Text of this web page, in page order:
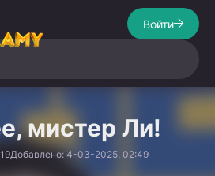
Войти
мистер Ли!
Добавлено: 4-03-2025, 02:49